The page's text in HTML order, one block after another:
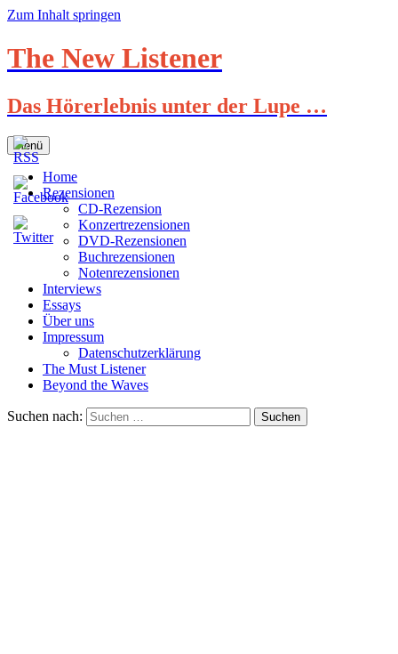
Zum Inhalt springen
The New Listener
Das Hörerlebnis unter der Lupe …
Menü
Home
Rezensionen
CD-Rezension
Konzertrezensionen
DVD-Rezensionen
Buchrezensionen
Notenrezensionen
Interviews
Essays
Über uns
Impressum
Datenschutzerklärung
The Must Listener
Beyond the Waves
Suchen nach: